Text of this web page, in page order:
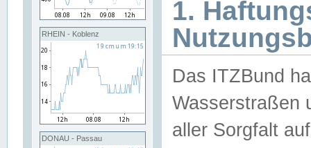
RHEIN - Koblenz
DONAU - Passau
1.
Das ITZBund
Wasserstraßen
aller Sorgfalt